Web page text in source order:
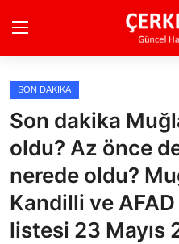
Ana Sayfa
Son Dakika
Ekonomi Haberleri
Magazin Haberleri
SON DAKIKA
Son dakika
oldu? Az önce
nerede oldu?
Kandilli ve
listesi 23 Mayıs